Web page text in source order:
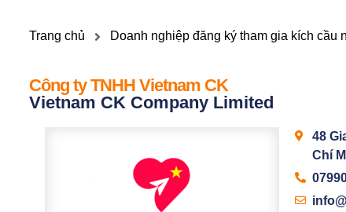
Trang chủ Doanh nghiệp đăng ký tham gia kích cầu
Công ty TNHH Vietnam CK
Vietnam CK Company Limited
48
Chí